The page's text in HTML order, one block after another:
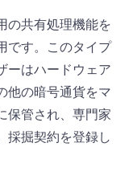
の共有処理機能を
です。このタイプ
ーはハードウェア
他の暗号通貨をマ
保管され、専門家
採掘契約を登録し